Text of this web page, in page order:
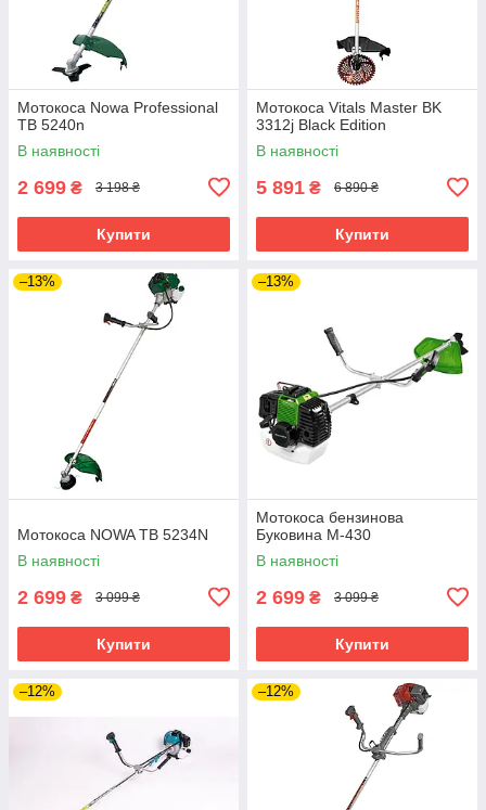
Мотокоса Nowa Professional
TB 5240n
В наявності
2 699 ₴ 3 198 ₴
Купити
Мотокоса Vitals Master BK
3312j Black Edition
В наявності
5 891 ₴ 6 890 ₴
Купити
–13%
Мотокоса NOWA TB 5234N
В наявності
2 699 ₴ 3 099 ₴
Купити
–13%
Мотокоса бензинова
Буковина М-430
В наявності
2 699 ₴ 3 099 ₴
Купити
–12% –12%